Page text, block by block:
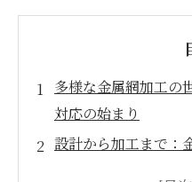
多様な金属網加工の
対応の始まり
設計から加工まで：